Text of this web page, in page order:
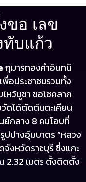
ขอ เลข
บแก้ว
กุมารทองคำอินทนิ
อประชาชนรวมทั้ง
หว้บูชา ขอโชคลาภ
ดได้ตัดต้นตะเคียน
ย์กลาง 8 คนโอบที่
ปปางอุ้มบาตร “หลวง
จังหวัดราชบุรี ซึ่งแกะ
2.32 เมตร ตั้งติดตั้ง